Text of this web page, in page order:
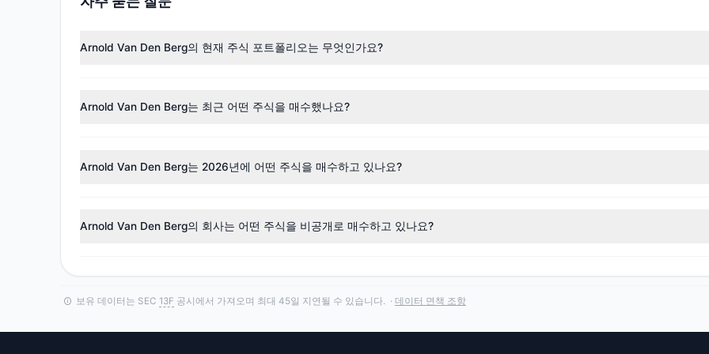
Arnold Van Den Berg의 현재 주식 포트폴리오는 무엇인가요?
ては、Arnold Van Den Berg의 포트폴리오 をご覧ください。
Arnold Van Den Berg는 최근 어떤 주식을 매수했나요?
Arnold Van Den Berg는 2026년에 어떤 주식을 매수하고 있나요?
Arnold Van Den Berg의 회사는 어떤 주식을 비공개로 매수하고 있나요?
보유 데이터는 SEC 13F 공시에서 가져오며 최대 45일 지연될 수 있습니다. · 데이터 면책 조항